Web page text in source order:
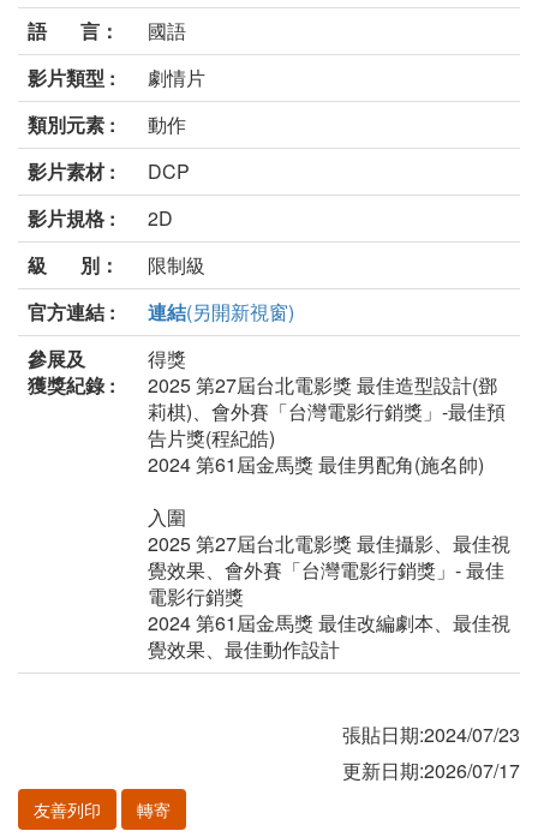
語 言：
國語
影片類型 :
劇情片
類別元素 :
動作
影片素材 :
DCP
影片規格 :
2D
級 別：
限制級
官方連結 :
連結(另開新視窗)
參展及
獲獎紀錄 :
得獎
2025 第27屆台北電影獎 最佳造型設計(鄧
莉棋)、會外賽「台灣電影行銷獎」-最佳預
告片獎(程紀皓)
2024 第61屆金馬獎 最佳男配角(施名帥)
入圍
2025 第27屆台北電影獎 最佳攝影、最佳視
覺效果、會外賽「台灣電影行銷獎」- 最佳
電影行銷獎
2024 第61屆金馬獎 最佳改編劇本、最佳視
覺效果、最佳動作設計
張貼日期:2024/07/23
更新日期:2026/07/17
友善列印 轉寄